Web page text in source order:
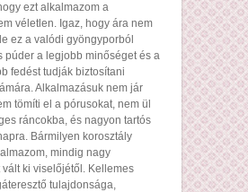
ezt alkalmazom a
véletlen. Igaz, hogy ára nem
ez a valódi gyöngyporból
púder a legjobb minőséget és a
fedést tudják biztosítani
Alkalmazásuk nem jár
tömíti el a pórusokat, nem ül
ráncokba, és nagyon tartós
Bármilyen korosztály
mindig nagy
ki viselőjétől. Kellemes
tulajdonsága,